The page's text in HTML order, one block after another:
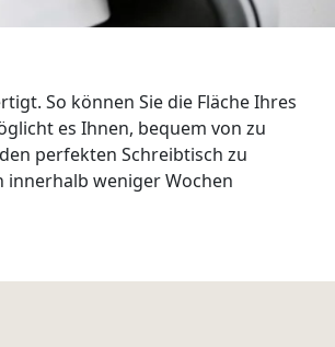
So können Sie die Fläche Ihres
es Ihnen, bequem von zu
perfekten Schreibtisch zu
innerhalb weniger Wochen